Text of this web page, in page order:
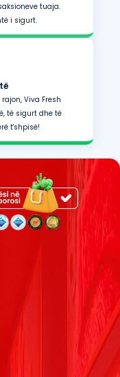
tuaja.
i sigurt.
Viva Fresh
të sigurt dhe të
t'shpisë!